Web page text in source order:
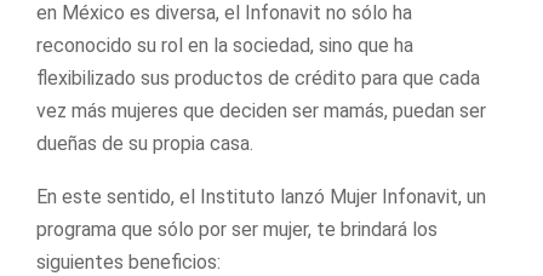
en México es diversa, el Infonavit no sólo ha
reconocido su rol en la sociedad, sino que ha
flexibilizado sus productos de crédito para que cada
vez más mujeres que deciden ser mamás, puedan ser
dueñas de su propia casa.
En este sentido, el Instituto lanzó Mujer Infonavit, un
programa que sólo por ser mujer, te brindará los
siguientes beneficios: